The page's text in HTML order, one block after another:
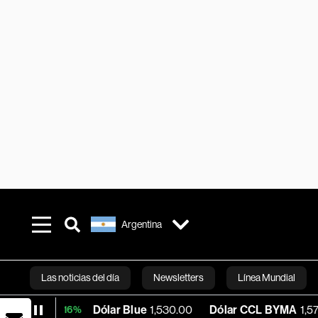
Argentina
Las noticias del día Newsletters Línea Mundial
Bloomberg
Dólar Blue 1,530.00 Dólar CCL BYMA 1,576.23